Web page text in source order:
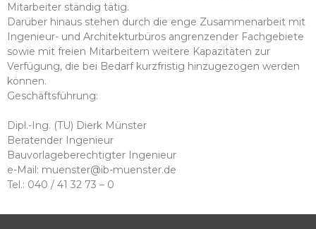
Mitarbeiter ständig tätig.
Darüber hinaus stehen durch die enge Zusammenarbeit mit
Ingenieur- und Architekturbüros angrenzender Fachgebiete
sowie mit freien Mitarbeitern weitere Kapazitäten zur
Verfügung, die bei Bedarf kurzfristig hinzugezogen werden
können.
Geschäftsführung:
Dipl.-Ing. (TU) Dierk Münster
Beratender Ingenieur
Bauvorlageberechtigter Ingenieur
e-Mail: muenster@ib-muenster.de
Tel.: 040 / 41 32 73 – 0